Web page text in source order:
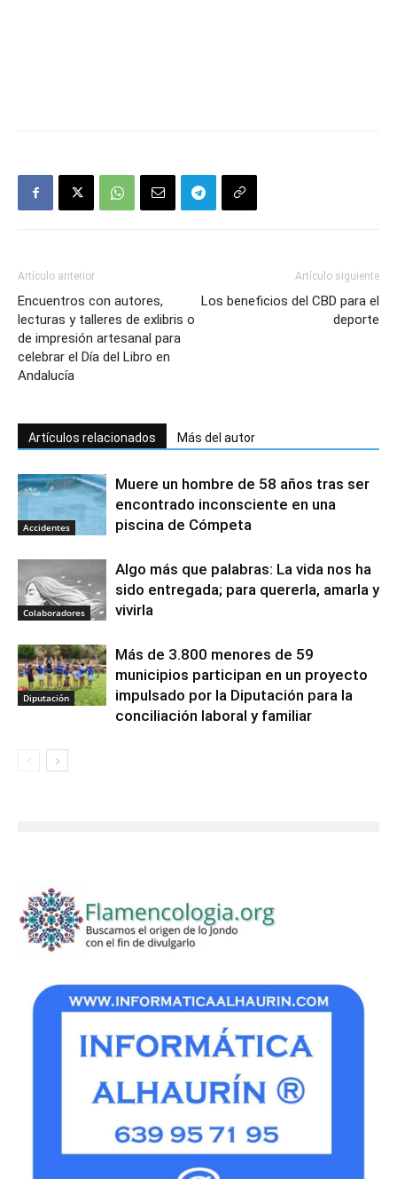
Artículo anterior
Encuentros con autores,
lecturas y talleres de exlibris o
de impresión artesanal para
celebrar el Día del Libro en
Andalucía
Artículo siguiente
Los beneficios del CBD para el
deporte
Artículos relacionados Más del autor
Accidentes
Muere un hombre de 58 años tras ser
encontrado inconsciente en una
piscina de Cómpeta
Colaboradores
Algo más que palabras: La vida nos ha
sido entregada; para quererla, amarla y
vivirla
Diputación
Más de 3.800 menores de 59
municipios participan en un proyecto
impulsado por la Diputación para la
conciliación laboral y familiar